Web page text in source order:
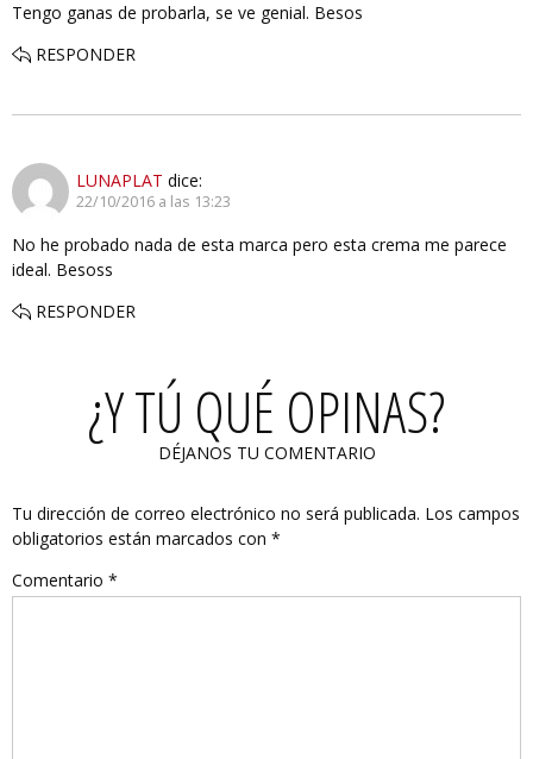
Tengo ganas de probarla, se ve genial. Besos
RESPONDER
LUNAPLAT dice:
22/10/2016 a las 13:23
No he probado nada de esta marca pero esta crema me parece
ideal. Besoss
RESPONDER
¿Y TÚ QUÉ OPINAS?
DÉJANOS TU COMENTARIO
Tu dirección de correo electrónico no será publicada. Los campos
obligatorios están marcados con *
Comentario *